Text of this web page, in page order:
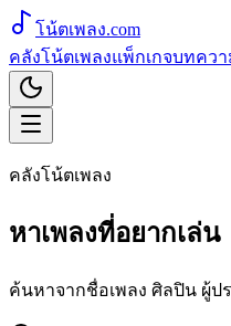
โน้ตเพลง.com
คลังโน้ตเพลงแพ็กเกจบทคว
คลังโน้ตเพลง
หาเพลงที่อยากเล่น
ค้นหาจากชื่อเพลง ศิลปิน ผู้